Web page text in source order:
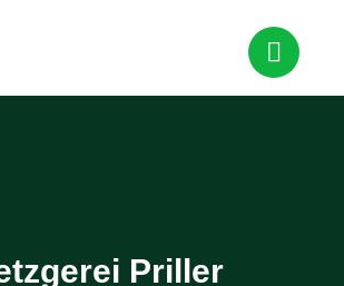
Priller